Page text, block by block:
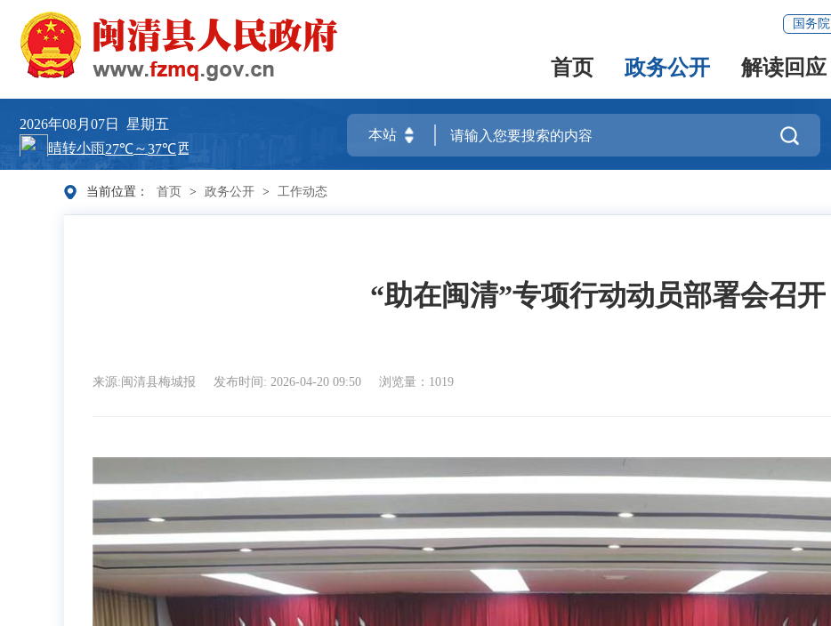
国务院
首页 政务公开 解读回应
2026年08月07日 星期五

当前位置： 首页 > 政务公开 > 工作动态
“助在闽清”专项行动动员部署会召开
来源:闽清县梅城报 发布时间: 2026-04-20 09:50 浏览量：1019